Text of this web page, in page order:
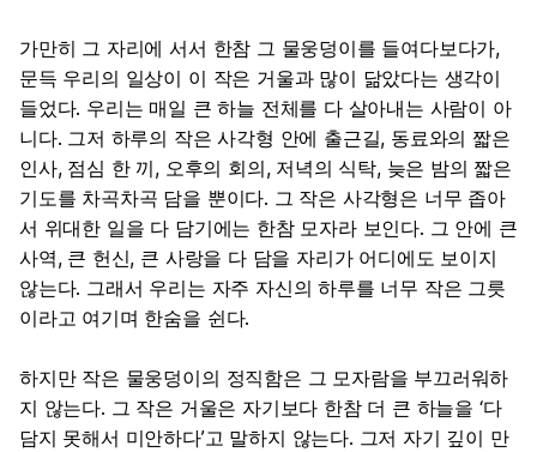
가만히 그 자리에 서서 한참 그 물웅덩이를 들여다보다가,
문득 우리의 일상이 이 작은 거울과 많이 닮았다는 생각이
들었다. 우리는 매일 큰 하늘 전체를 다 살아내는 사람이 아
니다. 그저 하루의 작은 사각형 안에 출근길, 동료와의 짧은
인사, 점심 한 끼, 오후의 회의, 저녁의 식탁, 늦은 밤의 짧은
기도를 차곡차곡 담을 뿐이다. 그 작은 사각형은 너무 좁아
서 위대한 일을 다 담기에는 한참 모자라 보인다. 그 안에 큰
사역, 큰 헌신, 큰 사랑을 다 담을 자리가 어디에도 보이지
않는다. 그래서 우리는 자주 자신의 하루를 너무 작은 그릇
이라고 여기며 한숨을 쉰다.
하지만 작은 물웅덩이의 정직함은 그 모자람을 부끄러워하
지 않는다. 그 작은 거울은 자기보다 한참 더 큰 하늘을 ‘다
담지 못해서 미안하다’고 말하지 않는다. 그저 자기 깊이 만